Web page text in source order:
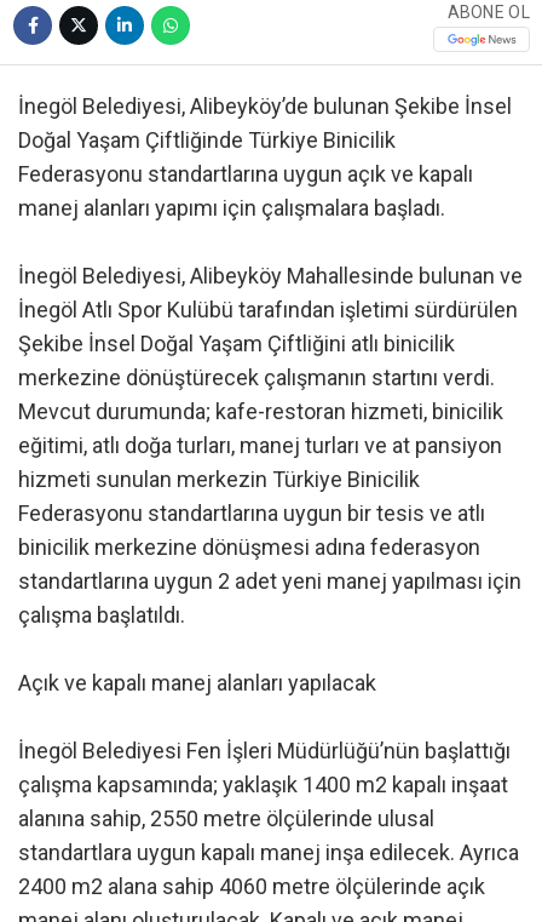
ABONE OL
İnegöl Belediyesi, Alibeyköy’de bulunan Şekibe İnsel
Doğal Yaşam Çiftliğinde Türkiye Binicilik
Federasyonu standartlarına uygun açık ve kapalı
manej alanları yapımı için çalışmalara başladı.
İnegöl Belediyesi, Alibeyköy Mahallesinde bulunan ve
İnegöl Atlı Spor Kulübü tarafından işletimi sürdürülen
Şekibe İnsel Doğal Yaşam Çiftliğini atlı binicilik
merkezine dönüştürecek çalışmanın startını verdi.
Mevcut durumunda; kafe-restoran hizmeti, binicilik
eğitimi, atlı doğa turları, manej turları ve at pansiyon
hizmeti sunulan merkezin Türkiye Binicilik
Federasyonu standartlarına uygun bir tesis ve atlı
binicilik merkezine dönüşmesi adına federasyon
standartlarına uygun 2 adet yeni manej yapılması için
çalışma başlatıldı.
Açık ve kapalı manej alanları yapılacak
İnegöl Belediyesi Fen İşleri Müdürlüğü’nün başlattığı
çalışma kapsamında; yaklaşık 1400 m2 kapalı inşaat
alanına sahip, 2550 metre ölçülerinde ulusal
standartlara uygun kapalı manej inşa edilecek. Ayrıca
2400 m2 alana sahip 4060 metre ölçülerinde açık